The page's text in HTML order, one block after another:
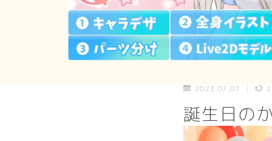
2023.07.07
誕生日の